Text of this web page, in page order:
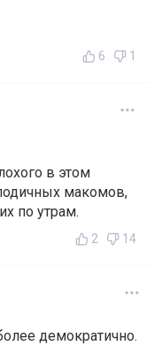
6 1
в этом
макомов,
по утрам.
2 14
демократично.